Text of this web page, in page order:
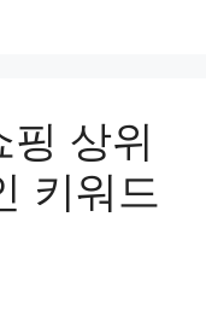
상위
키워드